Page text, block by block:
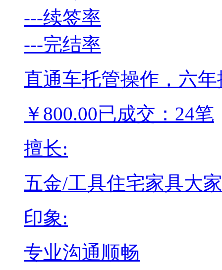
---续签率
---完结率
直通车托管操作，六
￥ 800.00已成交：24笔
擅长:
五金/工具住宅家具大
印象:
专业沟通顺畅